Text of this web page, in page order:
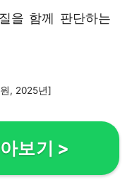
을 함께 판단하는
, 2025년]
보기 >